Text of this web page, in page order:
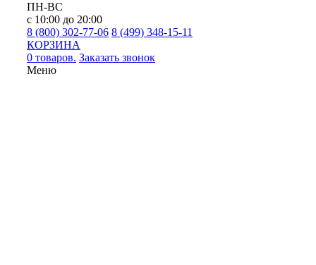
ПН-ВС
с 10:00 до 20:00
8 (800) 302-77-06 8 (499) 348-15-11
КОРЗИНА
0 товаров. Заказать звонок
Меню